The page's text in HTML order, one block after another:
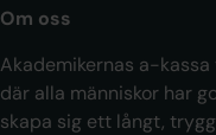
Om oss
Akademikernas a-
där alla människor har
skapa sig ett långt,